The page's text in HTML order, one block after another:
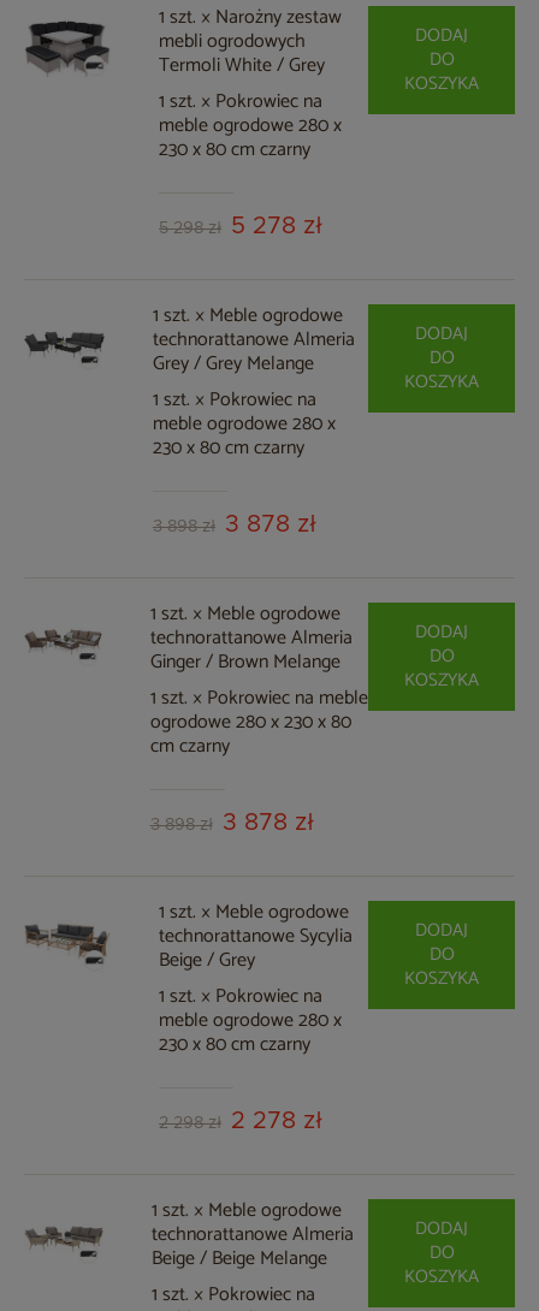
1 szt. × Narożny zestaw
mebli ogrodowych
Termoli White / Grey
1 szt. × Pokrowiec na
meble ogrodowe 280 x
230 x 80 cm czarny
5 298 zł 5 278 zł
DODAJ
DO
KOSZYKA
1 szt. × Meble ogrodowe
technorattanowe Almeria
Grey / Grey Melange
1 szt. × Pokrowiec na
meble ogrodowe 280 x
230 x 80 cm czarny
3 898 zł 3 878 zł
DODAJ
DO
KOSZYKA
1 szt. × Meble ogrodowe
technorattanowe Almeria
Ginger / Brown Melange
1 szt. × Pokrowiec na meble
ogrodowe 280 x 230 x 80
cm czarny
3 898 zł 3 878 zł
DODAJ
DO
KOSZYKA
1 szt. × Meble ogrodowe
technorattanowe Sycylia
Beige / Grey
1 szt. × Pokrowiec na
meble ogrodowe 280 x
230 x 80 cm czarny
2 298 zł 2 278 zł
DODAJ
DO
KOSZYKA
1 szt. × Meble ogrodowe
technorattanowe Almeria
Beige / Beige Melange
1 szt. × Pokrowiec na
DODAJ
DO
KOSZYKA